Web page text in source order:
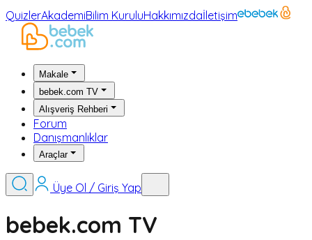
QuizlerAkademiBilim KuruluHakkımızdaİletişim
Makale
bebek.com TV
Alışveriş Rehberi
Forum
Danışmanlıklar
Araçlar
Üye Ol / Giriş Yap
bebek.com TV